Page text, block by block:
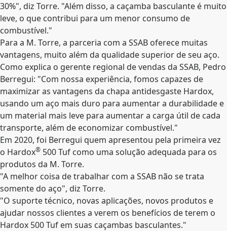
30%", diz Torre. "Além disso, a caçamba basculante é muito
leve, o que contribui para um menor consumo de
combustível."
Para a M. Torre, a parceria com a SSAB oferece muitas
vantagens, muito além da qualidade superior de seu aço.
Como explica o gerente regional de vendas da SSAB, Pedro
Berregui: "Com nossa experiência, fomos capazes de
maximizar as vantagens da chapa antidesgaste Hardox,
usando um aço mais duro para aumentar a durabilidade e
um material mais leve para aumentar a carga útil de cada
transporte, além de economizar combustível."
Em 2020, foi Berregui quem apresentou pela primeira vez
o Hardox® 500 Tuf como uma solução adequada para os
produtos da M. Torre.
"A melhor coisa de trabalhar com a SSAB não se trata
somente do aço", diz Torre.
"O suporte técnico, novas aplicações, novos produtos e
ajudar nossos clientes a verem os benefícios de terem o
Hardox 500 Tuf em suas caçambas basculantes."